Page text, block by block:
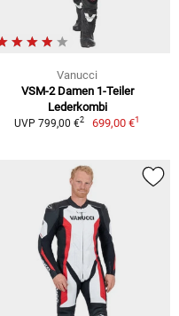
Vanucci
VSM-2 Damen 1-Teiler
Lederkombi
UVP 799,00 €2 699,00 €1